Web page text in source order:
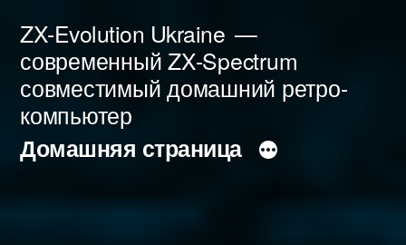
содержимому
ZX-Evolution Ukraine
современный ZX-Spectrum
совместимый домашний ретро-
компьютер
Домашняя страница